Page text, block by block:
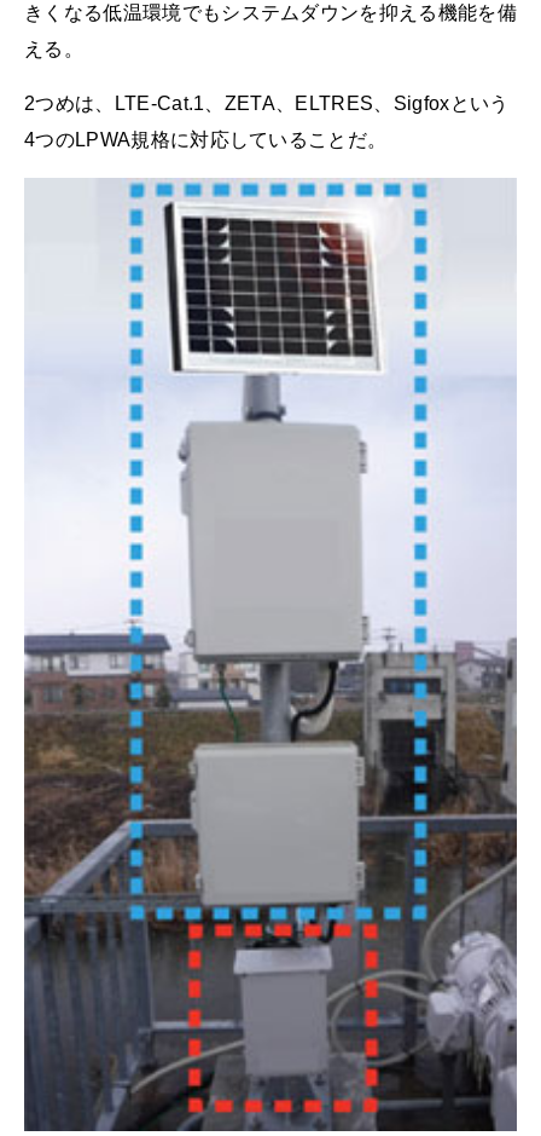
きくなる低温環境でもシステムダウンを抑える機能を備
える。
2つめは、LTE-Cat.1、ZETA、ELTRES、Sigfoxという
4つのLPWA規格に対応していることだ。